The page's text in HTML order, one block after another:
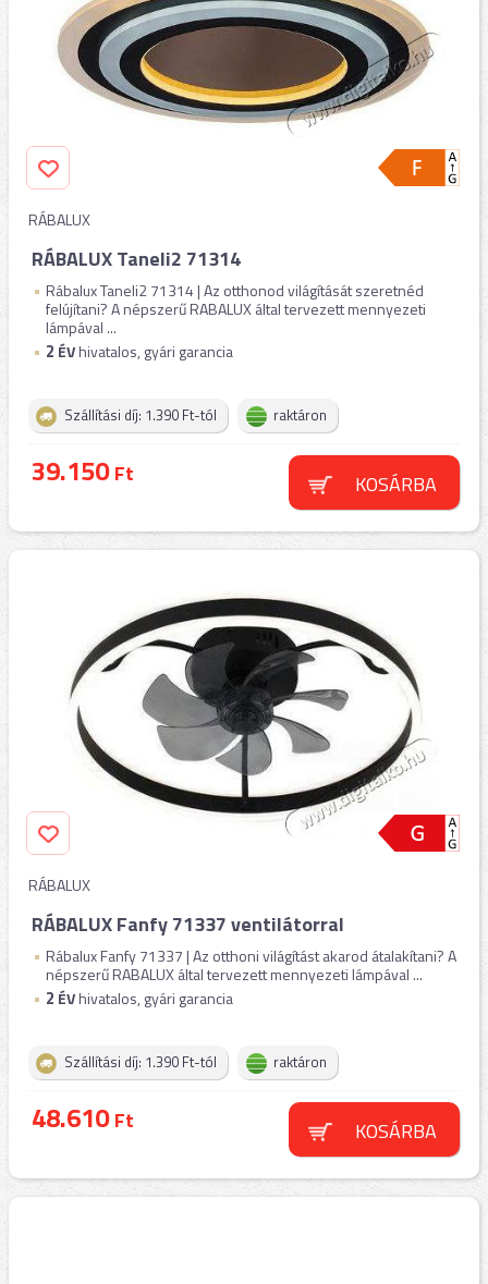
RÁBALUX
RÁBALUX Taneli2 71314
Rábalux Taneli2 71314 | Az otthonod világítását szeretnéd
felújítani? A népszerű RABALUX által tervezett mennyezeti
lámpával ...
2 ÉVhivatalos, gyári garancia
Szállítási díj: 1.390 Ft-tól raktáron
39.150Ft KOSÁRBA
RÁBALUX
RÁBALUX Fanfy 71337 ventilátorral
Rábalux Fanfy 71337 | Az otthoni világítást akarod átalakítani? A
népszerű RABALUX által tervezett mennyezeti lámpával ...
2 ÉVhivatalos, gyári garancia
Szállítási díj: 1.390 Ft-tól raktáron
48.610Ft KOSÁRBA